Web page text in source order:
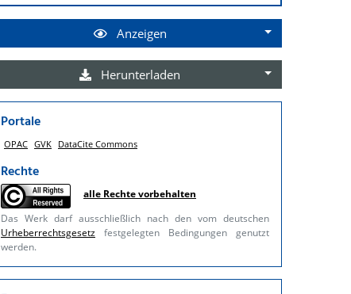
Anzeigen
Herunterladen
Portale
OPAC GVK DataCite Commons
Rechte
alle Rechte vorbehalten
Das Werk darf ausschließlich nach den vom deutschen
Urheberrechtsgesetz festgelegten Bedingungen genutzt
werden.